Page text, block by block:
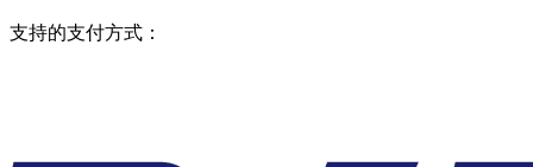
支持的支付方式：